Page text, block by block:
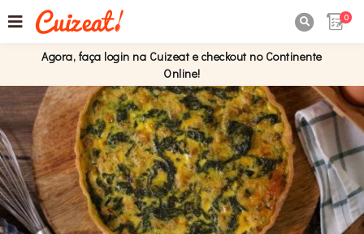
0
Agora, faça login na Cuizeat e checkout no Continente
Online!